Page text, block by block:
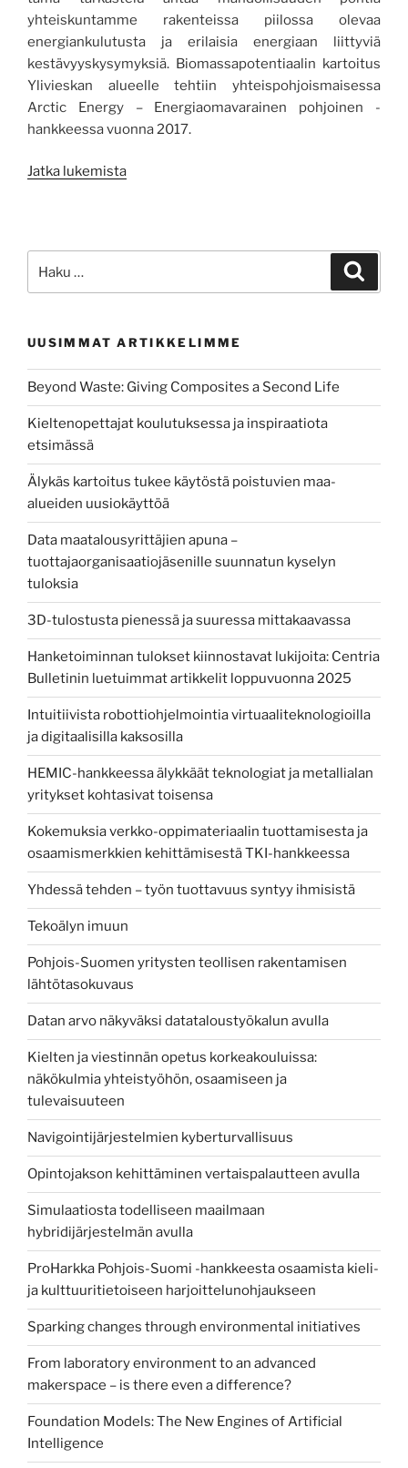
yhteiskuntamme rakenteissa piilossa olevaa
energiankulutusta ja erilaisia energiaan liittyviä
kestävyyskysymyksiä. Biomassapotentiaalin kartoitus
Ylivieskan alueelle tehtiin yhteispohjoismaisessa
Arctic Energy – Energiaomavarainen pohjoinen -
hankkeessa vuonna 2017.
Jatka lukemista”Ylivieskan
UUSIMMAT ARTIKKELIMME
Beyond Waste: Giving Composites a Second Life
Kieltenopettajat koulutuksessa ja inspiraatiota
etsimässä
Älykäs kartoitus tukee käytöstä poistuvien maa-
alueiden uusiokäyttöä
Data maatalousyrittäjien apuna –
tuottajaorganisaatiojäsenille suunnatun kyselyn
tuloksia
3D-tulostusta pienessä ja suuressa mittakaavassa
Hanketoiminnan tulokset kiinnostavat lukijoita: Centria
Bulletinin luetuimmat artikkelit loppuvuonna 2025
Intuitiivista robottiohjelmointia virtuaaliteknologioilla
ja digitaalisilla kaksosilla
HEMIC-hankkeessa älykkäät teknologiat ja metallialan
yritykset kohtasivat toisensa
Kokemuksia verkko-oppimateriaalin tuottamisesta ja
osaamismerkkien kehittämisestä TKI-hankkeessa
Yhdessä tehden – työn tuottavuus syntyy ihmisistä
Tekoälyn imuun
Pohjois-Suomen yritysten teollisen rakentamisen
lähtötasokuvaus
Datan arvo näkyväksi datataloustyökalun avulla
Kielten ja viestinnän opetus korkeakouluissa:
näkökulmia yhteistyöhön, osaamiseen ja
tulevaisuuteen
Navigointijärjestelmien kyberturvallisuus
Opintojakson kehittäminen vertaispalautteen avulla
Simulaatiosta todelliseen maailmaan
hybridijärjestelmän avulla
ProHarkka Pohjois-Suomi -hankkeesta osaamista kieli-
ja kulttuuritietoiseen harjoittelunohjaukseen
Sparking changes through environmental initiatives
From laboratory environment to an advanced
makerspace – is there even a difference?
Foundation Models: The New Engines of Artificial
Intelligence